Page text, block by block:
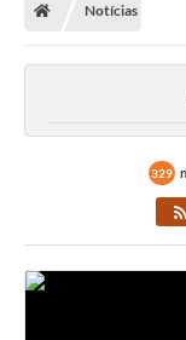
Orçamento
Notícias
329